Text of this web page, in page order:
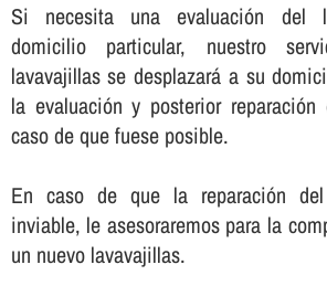
Si necesita una evaluación del
domicilio particular, nuestro
lavavajillas se desplazará a su
la evaluación y posterior
caso de que fuese posible.
En caso de que la reparación
inviable, le asesoraremos para la
un nuevo lavavajillas.